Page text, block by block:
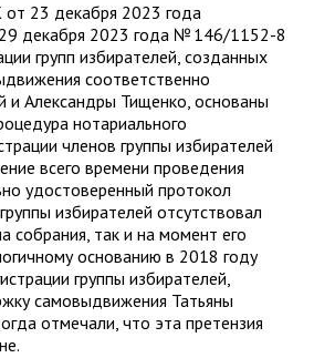
23 декабря 2023 года
декабря 2023 года № 146/1152-8
групп избирателей, созданных
соответственно
и Александры Тищенко, основаны
нотариального
членов группы избирателей
всего времени проведения
удостоверенный протокол
избирателей отсутствовал
собрания, так и на момент его
основанию в 2018 году
группы избирателей,
самовыдвижения Татьяны
отмечали, что эта претензия